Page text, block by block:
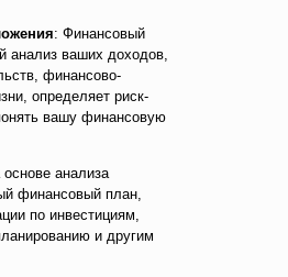
: Финансовый
анализ ваших доходов,
финансово-
определяет риск-
вашу финансовую
анализа
финансовый план,
по инвестициям,
и другим